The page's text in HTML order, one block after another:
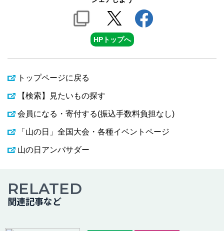
HPトップへ
トップページに戻る
【検索】見たいもの探す
会員になる・寄付する(振込手数料負担なし)
「山の日」全国大会・各種イベントページ
山の日アンバサダー
RELATED
関連記事など